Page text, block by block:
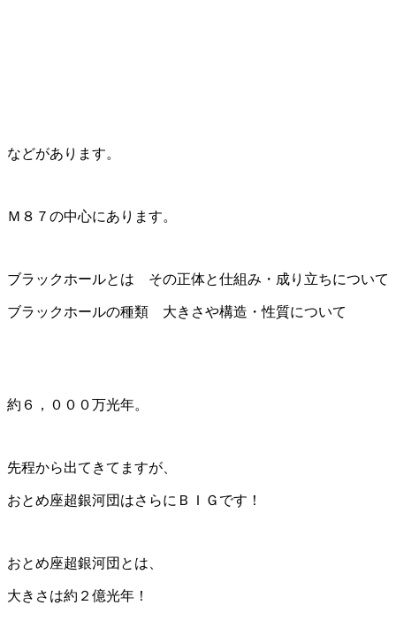
などがあります。
Ｍ８７の中心にあります。
ブラックホールとは その正体と仕組み・成り立ちについて
ブラックホールの種類 大きさや構造・性質について
約６，０００万光年。
先程から出てきてますが、
おとめ座超銀河団はさらにＢＩＧです！
おとめ座超銀河団とは、
大きさは約２億光年！